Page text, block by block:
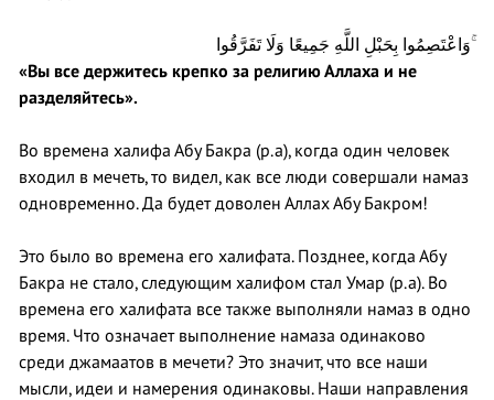
وَاعْتَصِمُوا بِحَبْلِ اللَّهِ جَمِيعًا وَلَا تَفَرَّقُوا ۚ
«Вы все держитесь крепко за религию Аллаха и не
разделяйтесь».
Во времена халифа Абу Бакра (р.а), когда один человек
входил в мечеть, то видел, как все люди совершали намаз
одновременно. Да будет доволен Аллах Абу Бакром!
Это было во времена его халифата. Позднее, когда Абу
Бакра не стало, следующим халифом стал Умар (р.а). Во
времена его халифата все также выполняли намаз в одно
время. Что означает выполнение намаза одинаково
среди джамаатов в мечети? Это значит, что все наши
мысли, идеи и намерения одинаковы. Наши направления